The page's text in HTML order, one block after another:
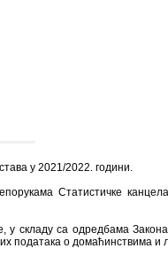
у 2021/2022. години.
Статистичке
у складу са одредбама
података о домаћинствима и